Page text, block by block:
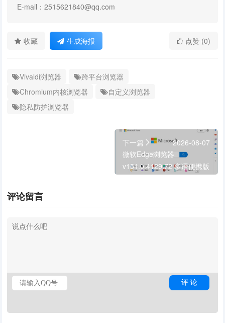
E-mail：2515621840@qq.com
收藏 生成海报 点赞 (0)
Vivaldi浏览器
跨平台浏览器
Chromium内核浏览器
自定义浏览器
隐私防护浏览器
下一篇
2026-08-07
微软Edge浏览器
v151.0.4129.72 多语便携版
评论留言